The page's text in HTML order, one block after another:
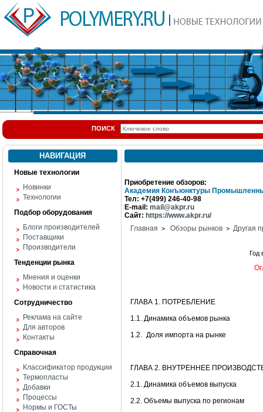
ПОИСК
НАВИГАЦИЯ
Новые технологии
Новинки
Технологии
Подбор оборудования
Блоги производителей
Поставщики
Производители
Тенденции рынка
Мнения и оценки
Новости и статистика
Сотрудничество
Реклама на сайте
Для авторов
Контакты
Справочная
Классификатор продукции
Термопласты
Добавки
Процессы
Нормы и ГОСТы
Приобретение обзоров:
Академия Конъюнктуры
Тел: +7(499) 246-40-98
E-mail: mail@akpr.ru
Сайт: https://www.akpr.ru/
Главная > Обзоры рынков > Другая
Год
ГЛАВА 1. ПОТРЕБЛЕНИЕ
1.1. Динамика объемов рынка
1.2. Доля импорта на рынке
ГЛАВА 2. ВНУТРЕННЕЕ
2.1. Динамика объемов выпуска
2.2. Объемы выпуска по регионам